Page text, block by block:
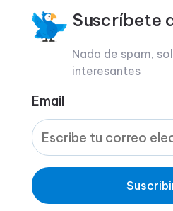
Suscríbete
Nada de spam,
interesantes
Email